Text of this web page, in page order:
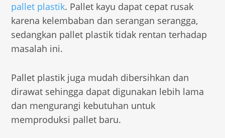
pallet plastik. Pallet kayu dapat cepat rusak
karena kelembaban dan serangan serangga,
sedangkan pallet plastik tidak rentan terhadap
masalah ini.
Pallet plastik juga mudah dibersihkan dan
dirawat sehingga dapat digunakan lebih lama
dan mengurangi kebutuhan untuk
memproduksi pallet baru.